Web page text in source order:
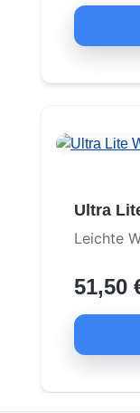
Ultra
Leichte
51,50